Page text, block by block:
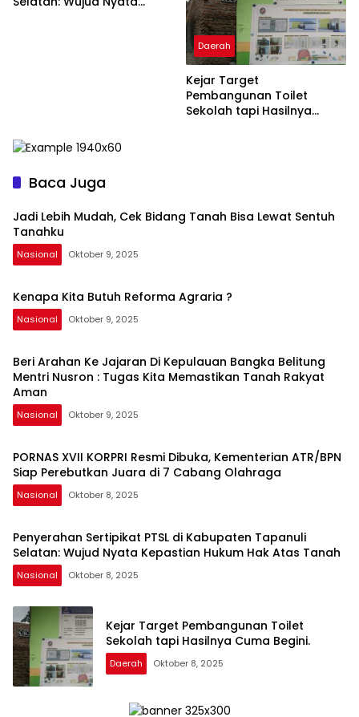
Daerah
Kejar Target
Pembangunan Toilet
Sekolah tapi Hasilnya
Baca Juga
Jadi Lebih Mudah, Cek Bidang Tanah Bisa Lewat Sentuh
Tanahku
Nasional Oktober 9, 2025
Kenapa Kita Butuh Reforma Agraria ?
Nasional Oktober 9, 2025
Beri Arahan Ke Jajaran Di Kepulauan Bangka Belitung
Mentri Nusron : Tugas Kita Memastikan Tanah Rakyat
Aman
Nasional Oktober 9, 2025
PORNAS XVII KORPRI Resmi Dibuka, Kementerian ATR/BPN
Siap Perebutkan Juara di 7 Cabang Olahraga
Nasional Oktober 8, 2025
Penyerahan Sertipikat PTSL di Kabupaten Tapanuli
Selatan: Wujud Nyata Kepastian Hukum Hak Atas Tanah
Nasional Oktober 8, 2025
Kejar Target Pembangunan Toilet
Sekolah tapi Hasilnya Cuma Begini.
Daerah Oktober 8, 2025